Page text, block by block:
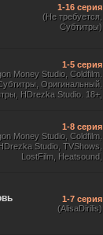
1-16 серия
(Не требуется,
Субтитры)
1-5 серия
Money Studio, Coldfilm,
Оригинальный,
HDrezka Studio. 18+,
1-8 серия
Money Studio, Coldfilm,
Studio, TVShows,
LostFilm, Heatsound,
1-7 серия
(AlisaDirilis)